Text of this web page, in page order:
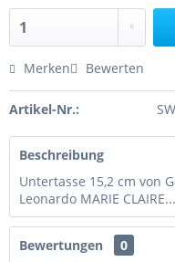
Merken Bewerten
Artikel-Nr.:
Beschreibung
Untertasse 15,2 cm von
Leonardo MARIE CLAIRE...
Bewertungen
0